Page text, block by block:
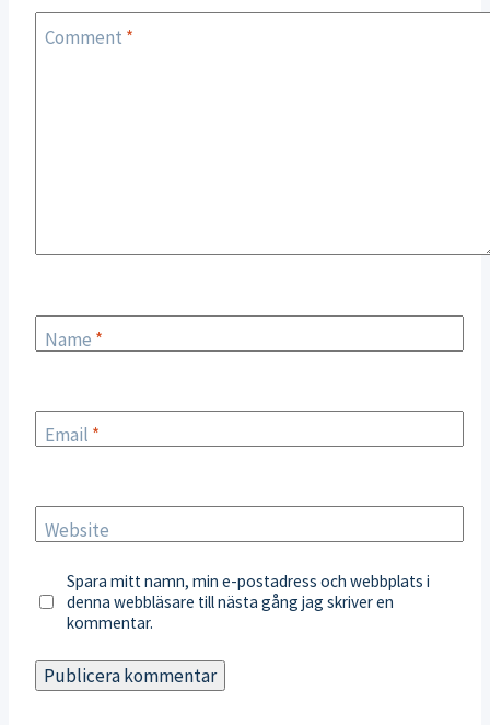
Comment *
Name *
Email *
Website
Spara mitt namn, min e-postadress och webbplats i
denna webbläsare till nästa gång jag skriver en
kommentar.